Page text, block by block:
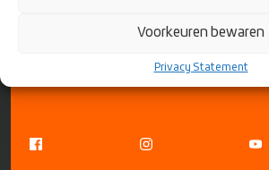
Voorkeuren bewaren
Privacy Statement